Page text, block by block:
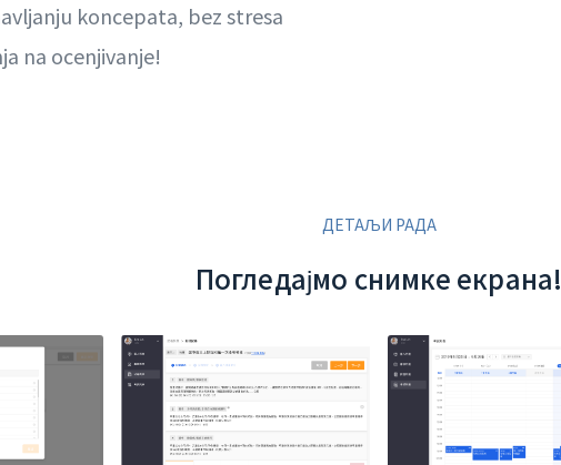
koncepata, bez stresa
na ocenjivanje!
ДЕТАЉИ РАДА
Погледајмо снимке екрана!